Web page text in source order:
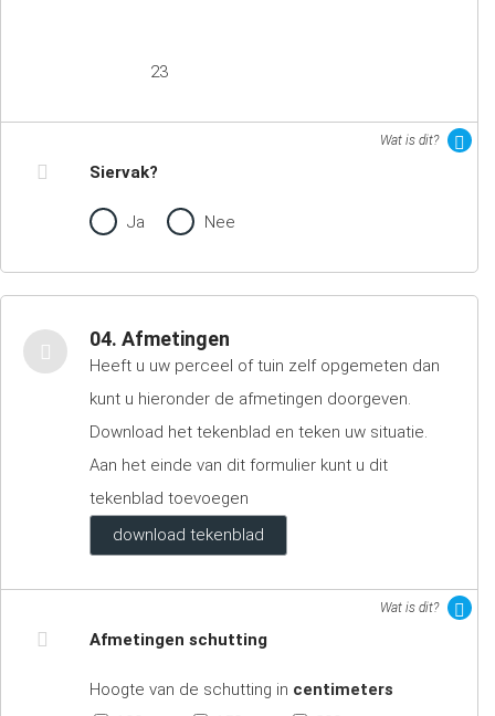
23
Wat is dit?
Siervak?
Ja Nee
04. Afmetingen
Heeft u uw perceel of tuin zelf opgemeten dan
kunt u hieronder de afmetingen doorgeven.
Download het tekenblad en teken uw situatie.
Aan het einde van dit formulier kunt u dit
tekenblad toevoegen
download tekenblad
Wat is dit?
Afmetingen schutting
Hoogte van de schutting in centimeters